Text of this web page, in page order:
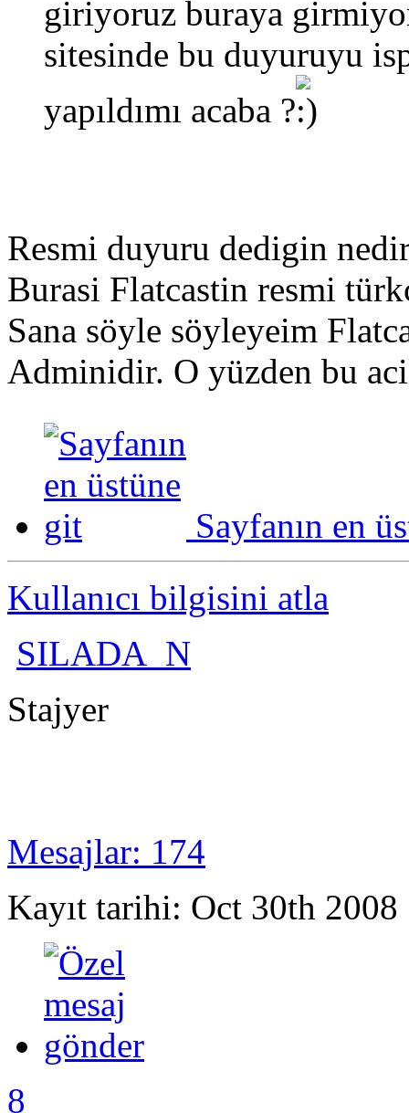
giriyoruz buraya
sitesinde bu duyuruyu
yapıldımı acaba ?
Resmi duyuru dedigin
Burasi Flatcastin resmi
Sana söyle söyleyeim
Adminidir. O yüzden bu
Sayfanın en
Kullanıcı bilgisini atla
SILADA_N
Stajyer
Mesajlar: 174
Kayıt tarihi: Oct 30th 2008
8